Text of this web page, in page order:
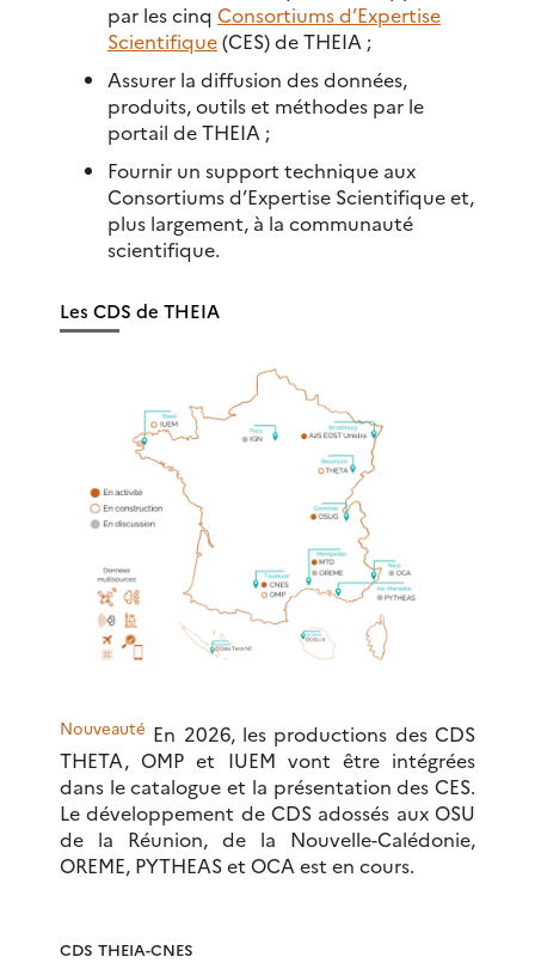
par les cinq Consortiums d’Expertise
Scientifique(CES) de THEIA ;
Assurer la diffusion des données,
produits, outils et méthodes par le
portail de THEIA ;
Fournir un support technique aux
Consortiums d’Expertise Scientifique et,
plus largement, à la communauté
scientifique.
Les CDS de THEIA
Nouveauté En 2026, les productions des CDS
THETA, OMP et IUEM vont être intégrées
dans le catalogue et la présentation des CES.
Le développement de CDS adossés aux OSU
de la Réunion, de la Nouvelle-Calédonie,
OREME, PYTHEAS et OCA est en cours.
CDS THEIA-CNES